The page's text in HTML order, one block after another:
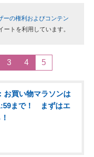
ーの権利およびコンテン
ートを利用しています。
3 4 5
お買い物マラソンは
まで！ まずはエ